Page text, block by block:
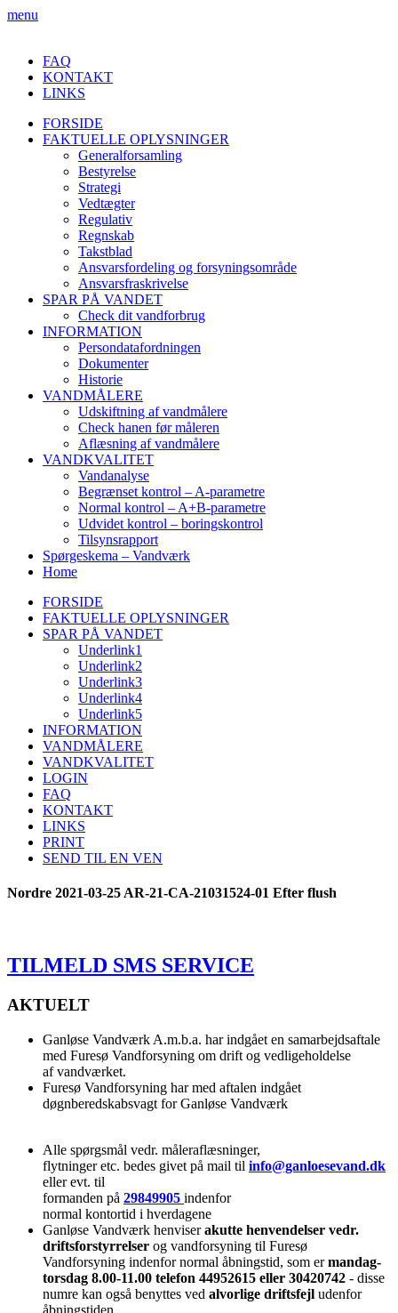
menu
FAQ
KONTAKT
LINKS
FORSIDE
FAKTUELLE OPLYSNINGER
Generalforsamling
Bestyrelse
Strategi
Vedtægter
Regulativ
Regnskab
Takstblad
Ansvarsfordeling og forsyningsområde
Ansvarsfraskrivelse
SPAR PÅ VANDET
Check dit vandforbrug
INFORMATION
Persondatafordningen
Dokumenter
Historie
VANDMÅLERE
Udskiftning af vandmålere
Check hanen før måleren
Aflæsning af vandmålere
VANDKVALITET
Vandanalyse
Begrænset kontrol – A-parametre
Normal kontrol – A+B-parametre
Udvidet kontrol – boringskontrol
Tilsynsrapport
Spørgeskema – Vandværk
Home
FORSIDE
FAKTUELLE OPLYSNINGER
SPAR PÅ VANDET
Underlink1
Underlink2
Underlink3
Underlink4
Underlink5
INFORMATION
VANDMÅLERE
VANDKVALITET
LOGIN
FAQ
KONTAKT
LINKS
PRINT
SEND TIL EN VEN
Nordre 2021-03-25 AR-21-CA-21031524-01 Efter flush
TILMELD SMS SERVICE
AKTUELT
Ganløse Vandværk A.m.b.a. har indgået en samarbejdsaftale
med Furesø Vandforsyning om drift og vedligeholdelse
af vandværket.
Furesø Vandforsyning har med aftalen indgået
døgnberedskabsvagt for Ganløse Vandværk
Alle spørgsmål vedr. måleraflæsninger,
flytninger etc. bedes givet på mail til info@ganloesevand.dk
eller evt. til
formanden på 29849905 indenfor
normal kontortid i hverdagene
Ganløse Vandværk henviserakutte henvendelser vedr.
driftsforstyrrelser og vandforsyning til Furesø
Vandforsyning indenfor normal åbningstid, som ermandag-
torsdag 8.00-11.00 telefon 44952615 eller 30420742 - disse
numre kan også benyttes ved alvorlige driftsfejl udenfor
åbningstiden.